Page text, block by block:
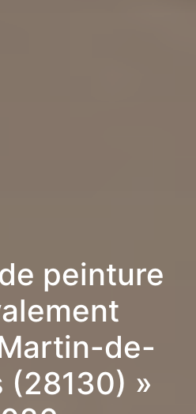
peinture
de-
(28130) »